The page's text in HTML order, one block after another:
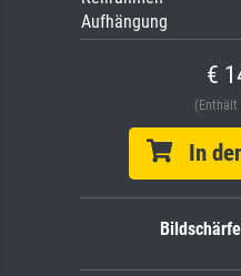
Aufhängung
€
(Enthält
In den